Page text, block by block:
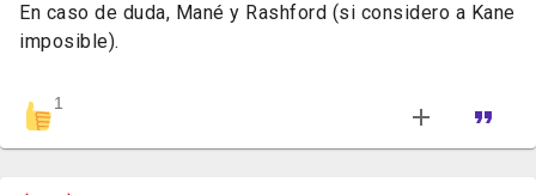
En caso de duda, Mané y Rashford (si considero a Kane
imposible).
1